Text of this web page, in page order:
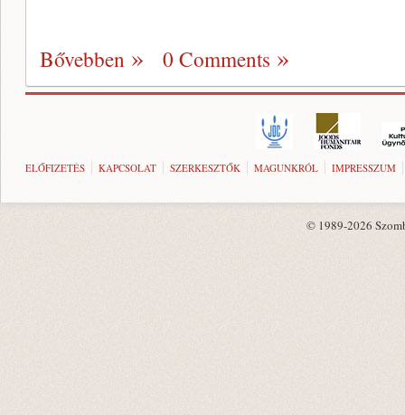
Bővebben 0 Comments
ELŐFIZETÉS KAPCSOLAT SZERKESZTŐK MAGUNKRÓL IMPRESSZUM
© 1989-2026